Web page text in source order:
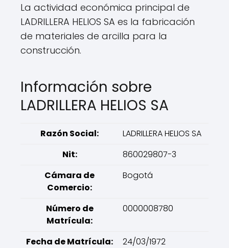
La actividad económica principal de
LADRILLERA HELIOS SA es la fabricación
de materiales de arcilla para la
construcción.
Información sobre
LADRILLERA HELIOS SA
Razón Social:
LADRILLERA HELIOS SA
Nit:
860029807-3
Cámara de
Comercio:
Bogotá
Número de
Matrícula:
0000008780
Fecha de Matrícula:
24/03/1972